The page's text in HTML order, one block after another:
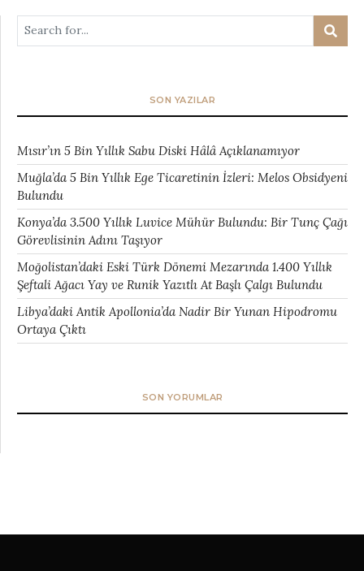
SON YAZILAR
Mısır’ın 5 Bin Yıllık Sabu Diski Hâlâ Açıklanamıyor
Muğla’da 5 Bin Yıllık Ege Ticaretinin İzleri: Melos Obsidyeni
Bulundu
Konya’da 3.500 Yıllık Luvice Mühür Bulundu: Bir Tunç Çağı
Görevlisinin Adını Taşıyor
Moğolistan’daki Eski Türk Dönemi Mezarında 1.400 Yıllık
Şeftali Ağacı Yay ve Runik Yazıtlı At Başlı Çalgı Bulundu
Libya’daki Antik Apollonia’da Nadir Bir Yunan Hipodromu
Ortaya Çıktı
SON YORUMLAR